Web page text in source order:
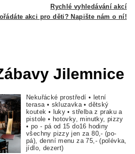
Rychlé vyhledávání akcí
akci pro děti? Napište nám o ní!
Jilemnice
Nekuřácké prostředí • letní
terasa • skluzavka • dětský
koutek • luky • střelba z praku a
pistole • hotovky, minutky, pizzy
• po - pá od 15 do16 hodiny
všechny pizzy jen za 80,- (po-
pá), denní menu za 75,- (polévka,
jídlo, dezert)